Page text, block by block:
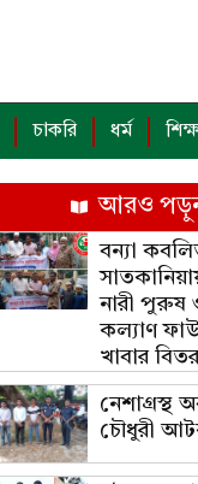
চাকরি ধর্ম
আরও
বন্যা
নারী পুরুষ
কল্যাণ
খাবার
নেশাগ্রস্থ
চৌধুরী